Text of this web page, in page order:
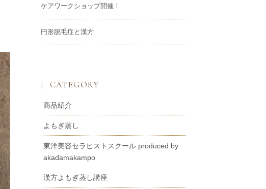
ケアワークショップ開催！
円形脱毛症と漢方
CATEGORY
商品紹介
よもぎ蒸し
東洋美容セラピストスクール produced by
akadamakampo
漢方よもぎ蒸し講座